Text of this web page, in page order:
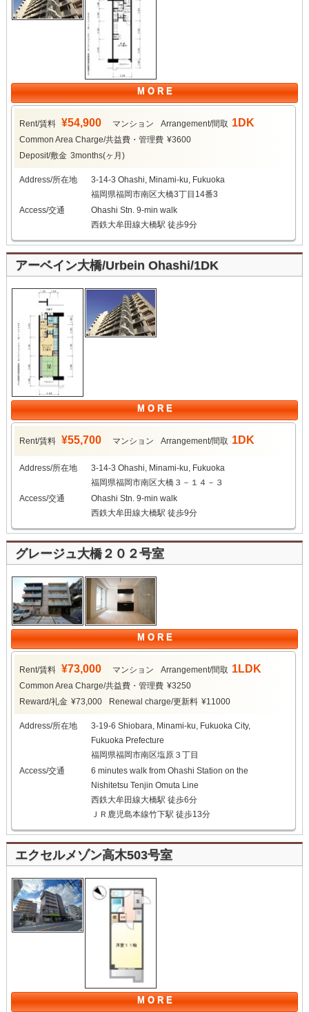
M O R E
Rent/賃料 ¥54,900 マンション Arrangement/間取 1DK
Common Area Charge/共益費・管理費 ¥3600
Deposit/敷金 3months(ヶ月)
Address/所在地
3-14-3 Ohashi, Minami-ku, Fukuoka
福岡県福岡市南区大橋3丁目14番3
Access/交通
Ohashi Stn. 9-min walk
西鉄大牟田線大橋駅 徒歩9分
アーベイン大橋/Urbein Ohashi/1DK
M O R E
Rent/賃料 ¥55,700 マンション Arrangement/間取 1DK
Address/所在地
3-14-3 Ohashi, Minami-ku, Fukuoka
福岡県福岡市南区大橋３－１４－３
Access/交通
Ohashi Stn. 9-min walk
西鉄大牟田線大橋駅 徒歩9分
グレージュ大橋２０２号室
M O R E
Rent/賃料 ¥73,000 マンション Arrangement/間取 1LDK
Common Area Charge/共益費・管理費 ¥3250
Reward/礼金 ¥73,000 Renewal charge/更新料 ¥11000
Address/所在地
3-19-6 Shiobara, Minami-ku, Fukuoka City,
Fukuoka Prefecture
福岡県福岡市南区塩原３丁目
Access/交通
6 minutes walk from Ohashi Station on the
Nishitetsu Tenjin Omuta Line
西鉄大牟田線大橋駅 徒歩6分
ＪＲ鹿児島本線竹下駅 徒歩13分
エクセルメゾン高木503号室
M O R E